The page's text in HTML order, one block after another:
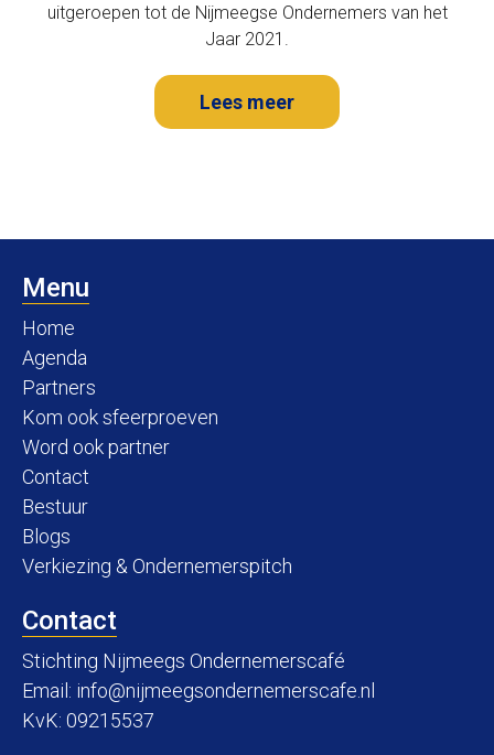
uitgeroepen tot de Nijmeegse Ondernemers van het
Jaar 2021.
Lees meer
Menu
Home
Agenda
Partners
Kom ook sfeerproeven
Word ook partner
Contact
Bestuur
Blogs
Verkiezing & Ondernemerspitch
Contact
Stichting Nijmeegs Ondernemerscafé
Email: info@nijmeegsondernemerscafe.nl
KvK: 09215537